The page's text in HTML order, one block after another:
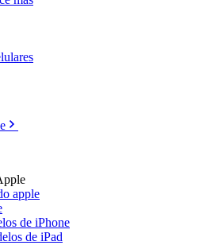
apple
de iPhone
de iPad